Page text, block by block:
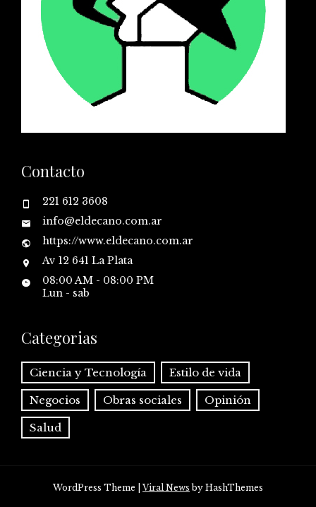
Contacto
221 612 3608
info@eldecano.com.ar
https://www.eldecano.com.ar
Av 12 641 La Plata
08:00 AM - 08:00 PM
Lun - sab
Categorias
Ciencia y Tecnología Estilo de vida
Negocios Obras sociales Opinión
Salud
WordPress Theme |Viral News by HashThemes